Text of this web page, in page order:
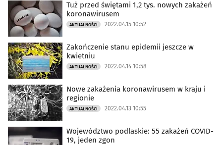
Tuż przed świętami 1,2 tys. nowych zakażeń
koronawirusem
AKTUALNOŚCI 2022.04.15 10:52
Zakończenie stanu epidemii jeszcze w
kwietniu
AKTUALNOŚCI 2022.04.14 10:58
Nowe zakażenia koronawirusem w kraju i
regionie
AKTUALNOŚCI 2022.04.13 10:55
Województwo podlaskie: 55 zakażeń COVID-
19, jeden zgon